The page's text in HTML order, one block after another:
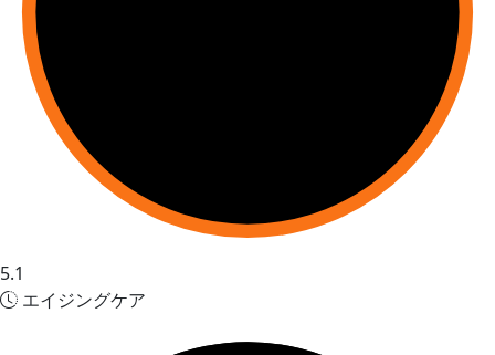
5.1
エイジングケア